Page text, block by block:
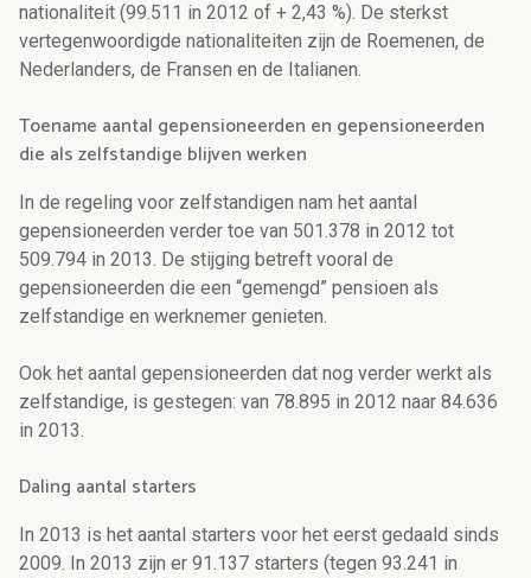
nationaliteit (99.511 in 2012 of + 2,43 %). De sterkst
vertegenwoordigde nationaliteiten zijn de Roemenen, de
Nederlanders, de Fransen en de Italianen.
Toename aantal gepensioneerden en gepensioneerden
die als zelfstandige blijven werken
In de regeling voor zelfstandigen nam het aantal
gepensioneerden verder toe van 501.378 in 2012 tot
509.794 in 2013. De stijging betreft vooral de
gepensioneerden die een “gemengd” pensioen als
zelfstandige en werknemer genieten.
Ook het aantal gepensioneerden dat nog verder werkt als
zelfstandige, is gestegen: van 78.895 in 2012 naar 84.636
in 2013.
Daling aantal starters
In 2013 is het aantal starters voor het eerst gedaald sinds
2009. In 2013 zijn er 91.137 starters (tegen 93.241 in